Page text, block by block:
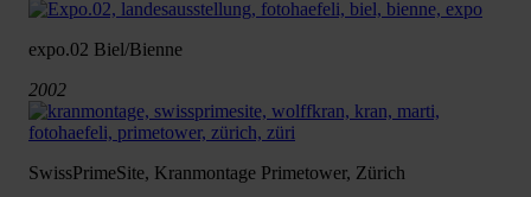
expo.02 Biel/Bienne
2002
SwissPrimeSite, Kranmontage Primetower, Zürich